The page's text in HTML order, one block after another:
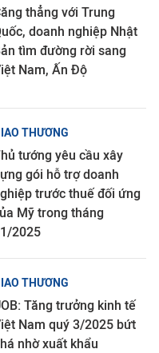
thẳng với Trung
doanh nghiệp Nhật
tìm đường rời sang
Nam, Ấn Độ
THƯƠNG
tướng yêu cầu xây
gói hỗ trợ doanh
trước thuế đối ứng
Mỹ trong tháng
2025
THƯƠNG
Tăng trưởng kinh tế
Nam quý 3/2025 bứt
nhờ xuất khẩu